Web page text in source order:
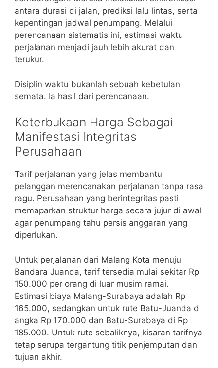
antara durasi di jalan, prediksi lalu lintas, serta
kepentingan jadwal penumpang. Melalui
perencanaan sistematis ini, estimasi waktu
perjalanan menjadi jauh lebih akurat dan
terukur.
Disiplin waktu bukanlah sebuah kebetulan
semata. Ia hasil dari perencanaan.
Keterbukaan Harga Sebagai
Manifestasi Integritas
Perusahaan
Tarif perjalanan yang jelas membantu
pelanggan merencanakan perjalanan tanpa rasa
ragu. Perusahaan yang berintegritas pasti
memaparkan struktur harga secara jujur di awal
agar penumpang tahu persis anggaran yang
diperlukan.
Untuk perjalanan dari Malang Kota menuju
Bandara Juanda, tarif tersedia mulai sekitar Rp
150.000 per orang di luar musim ramai.
Estimasi biaya Malang-Surabaya adalah Rp
165.000, sedangkan untuk rute Batu-Juanda di
angka Rp 170.000 dan Batu-Surabaya di Rp
185.000. Untuk rute sebaliknya, kisaran tarifnya
tetap serupa tergantung titik penjemputan dan
tujuan akhir.